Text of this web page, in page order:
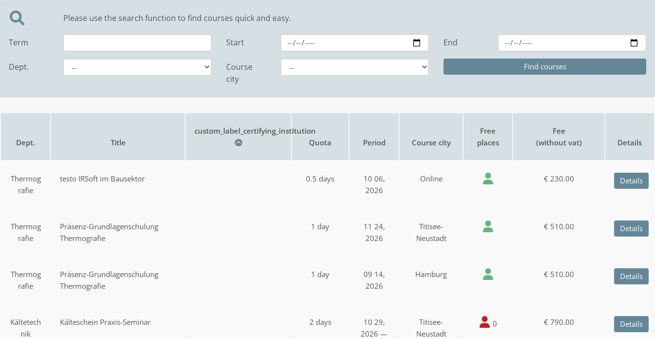
Please use the search function to find courses quick and easy.
Term Start End
Dept.
Course
city
Dept. Title
custom_label_certifying_institution
Quota
Period Course city
Free
places
Fee
(without vat)
Details
Thermog
rafie
testo IRSoft im Bausektor 0.5 days
10 06,
2026
Online € 230.00 Details
Thermog
rafie
Präsenz-Grundlagenschulung
Thermografie
1 day
11 24,
2026
Titisee-
Neustadt
€ 510.00 Details
Thermog
rafie
Präsenz-Grundlagenschulung
Thermografie
1 day
09 14,
2026
Hamburg € 510.00 Details
Kältetech
nik
Kälteschein Praxis-Seminar 2 days
10 29,
2026 —
Titisee-
Neustadt
0 € 790.00 Details